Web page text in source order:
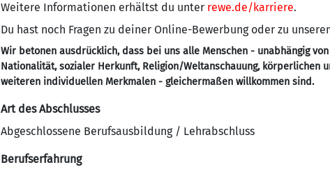
Weitere Informationen erhältst du unter rewe.de/karriere.
Du hast noch Fragen zu deiner Online-Bewerbung oder zu
Wir betonen ausdrücklich, dass bei uns alle Menschen - unabhängig
Nationalität, sozialer Herkunft, Religion/Weltanschauung, körperlichen
weiteren individuellen Merkmalen - gleichermaßen willkommen sind.
Art des Abschlusses
Abgeschlossene Berufsausbildung / Lehrabschluss
Berufserfahrung